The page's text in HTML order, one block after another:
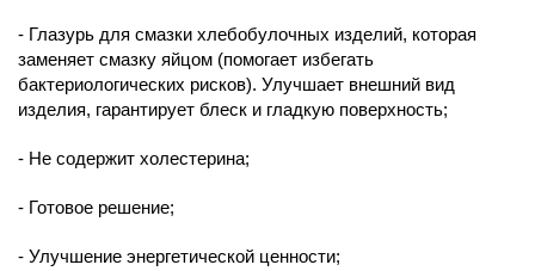
- Глазурь для смазки хлебобулочных изделий, которая
заменяет смазку яйцом (помогает избегать
бактериологических рисков). Улучшает внешний вид
изделия, гарантирует блеск и гладкую поверхность;
- Не содержит холестерина;
- Готовое решение;
- Улучшение энергетической ценности;